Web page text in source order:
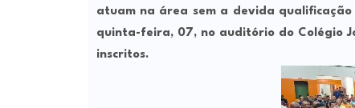
atuam na área sem a devida
quinta-feira, 07, no auditório do Colégio
inscritos.